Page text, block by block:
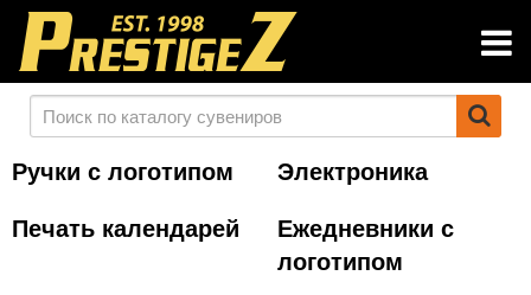
Ручки с логотипом
Электроника
Печать календарей
Ежедневники с
логотипом